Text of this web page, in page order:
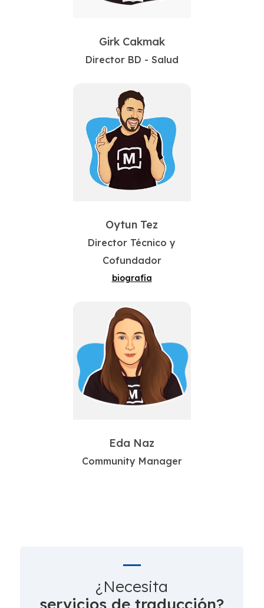
Girk Cakmak
Director BD - Salud
Oytun Tez
Director Técnico y
Cofundador
biografía
Eda Naz
Community Manager
¿Necesita